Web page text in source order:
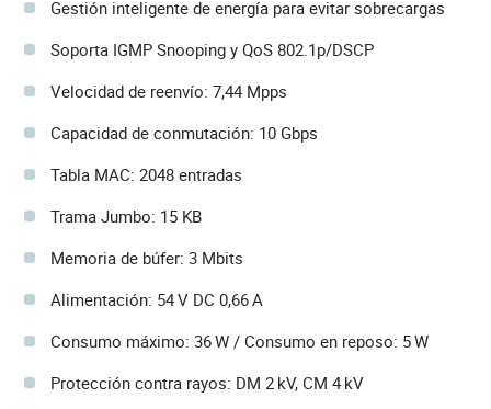
Gestión inteligente de energía para evitar sobrecargas
Soporta IGMP Snooping y QoS 802.1p/DSCP
Velocidad de reenvío: 7,44 Mpps
Capacidad de conmutación: 10 Gbps
Tabla MAC: 2048 entradas
Trama Jumbo: 15 KB
Memoria de búfer: 3 Mbits
Alimentación: 54 V DC 0,66 A
Consumo máximo: 36 W / Consumo en reposo: 5 W
Protección contra rayos: DM 2 kV, CM 4 kV